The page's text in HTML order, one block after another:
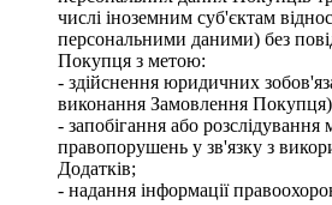
числі іноземним суб'єктам
персональними даними) без
Покупця з метою:
- здійснення юридичних
виконання Замовлення
- запобігання або
правопорушень у зв'язку з
Додатків;
- надання інформації